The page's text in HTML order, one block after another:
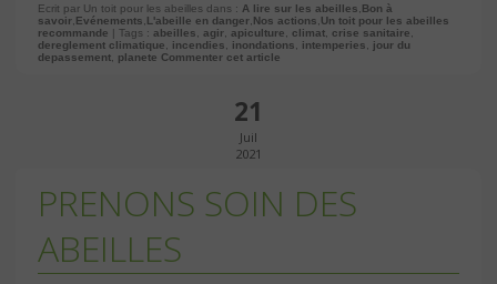
Ecrit par Un toit pour les abeilles dans : A lire sur les abeilles, Bon à
savoir, Evénements, L'abeille en danger, Nos actions,Un toit pour les abeilles
recommande | Tags : abeilles, agir, apiculture, climat, crise sanitaire,
dereglement climatique, incendies, inondations, intemperies, jour du
depassement, planete Commenter cet article
21
Juil
2021
PRENONS SOIN DES
ABEILLES